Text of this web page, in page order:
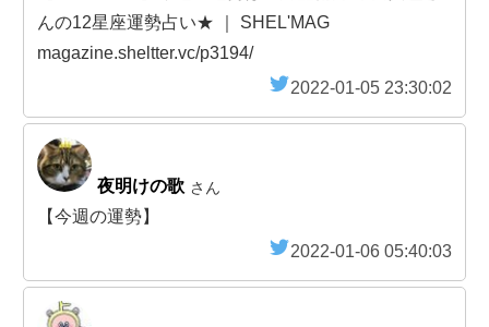
んの12星座運勢占い★ ｜ SHEL'MAG
magazine.sheltter.vc/p3194/
2022-01-05 23:30:02
夜明けの歌 さん
【今週の運勢】
2022-01-06 05:40:03